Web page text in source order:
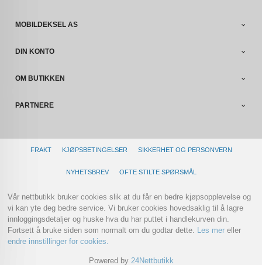
MOBILDEKSEL AS
DIN KONTO
OM BUTIKKEN
PARTNERE
FRAKT KJØPSBETINGELSER SIKKERHET OG PERSONVERN
NYHETSBREV OFTE STILTE SPØRSMÅL
Vår nettbutikk bruker cookies slik at du får en bedre kjøpsopplevelse og
vi kan yte deg bedre service. Vi bruker cookies hovedsaklig til å lagre
innloggingsdetaljer og huske hva du har puttet i handlekurven din.
Fortsett å bruke siden som normalt om du godtar dette.
Les mer eller
endre innstillinger for cookies.
Powered by 24Nettbutikk